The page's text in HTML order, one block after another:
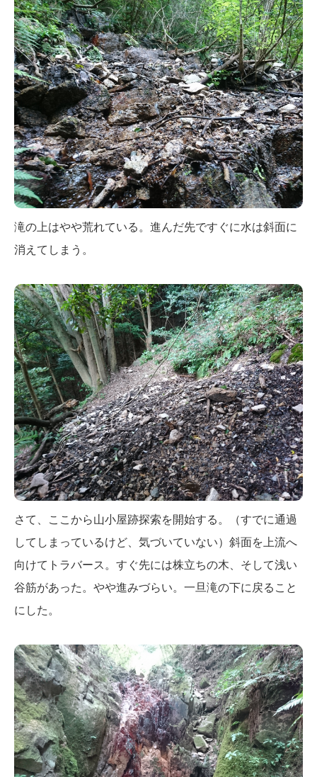
滝の上はやや荒れている。進んだ先ですぐに水は斜面に
消えてしまう。
さて、ここから山小屋跡探索を開始する。（すでに通過
してしまっているけど、気づいていない）斜面を上流へ
向けてトラバース。すぐ先には株立ちの木、そして浅い
谷筋があった。やや進みづらい。一旦滝の下に戻ること
にした。